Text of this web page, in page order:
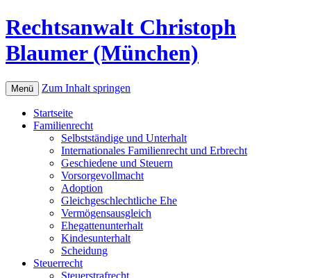
Rechtsanwalt Christoph
Blaumer (München)
Menü Zum Inhalt springen
Startseite
Familienrecht
Selbstständige und Unterhalt
Internationales Familienrecht und Erbrecht
Geschiedene und Steuern
Vorsorgevollmacht
Adoption
Gleichgeschlechtliche Ehe
Vermögensausgleich
Ehegattenunterhalt
Kindesunterhalt
Scheidung
Steuerrecht
Steuerstrafrecht